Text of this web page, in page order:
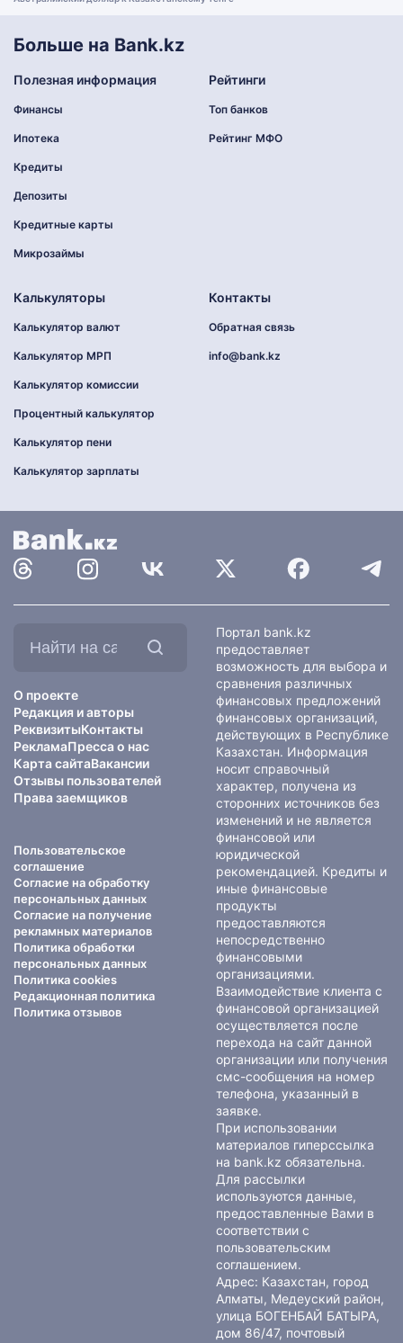
Больше на Bank.kz
Полезная информация
Финансы
Ипотека
Кредиты
Депозиты
Кредитные карты
Микрозаймы
Рейтинги
Топ банков
Рейтинг МФО
Калькуляторы
Калькулятор валют
Калькулятор МРП
Калькулятор комиссии
Процентный калькулятор
Калькулятор пени
Калькулятор зарплаты
Контакты
Обратная связь
info@bank.kz
О проекте
Редакция и авторы
РеквизитыКонтакты
РекламаПресса о нас
Карта сайтаВакансии
Отзывы пользователей
Права заемщиков
Пользовательское
соглашение
Согласие на обработку
персональных данных
Согласие на получение
рекламных материалов
Политика обработки
персональных данных
Политика cookies
Редакционная политика
Политика отзывов
Портал bank.kz
предоставляет
возможность для выбора и
сравнения различных
финансовых предложений
финансовых организаций,
действующих в Республике
Казахстан. Информация
носит справочный
характер, получена из
сторонних источников без
изменений и не является
финансовой или
юридической
рекомендацией. Кредиты и
иные финансовые
продукты
предоставляются
непосредственно
финансовыми
организациями.
Взаимодействие клиента с
финансовой организацией
осуществляется после
перехода на сайт данной
организации или получения
смс-сообщения на номер
телефона, указанный в
заявке.
При использовании
материалов гиперссылка
на bank.kz обязательна.
Для рассылки
используются данные,
предоставленные Вами в
соответствии с
пользовательским
соглашением.
Адрес: Казахстан, город
Алматы, Медеуский район,
улица БОГЕНБАЙ БАТЫРА,
дом 86/47, почтовый